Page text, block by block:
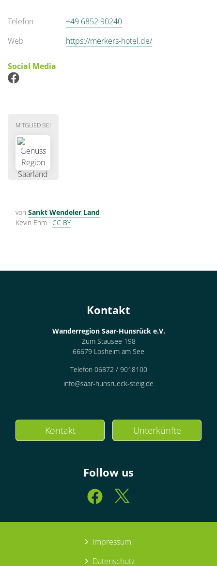
Telefon
+49 6852 90240
Web
https://merkers-hotel.de/
Social Media
MITGLIED BEI
von Sankt Wendeler Land
Kevin Ehm · CC BY
Kontakt
Wanderregion Saar-Hunsrück e.V.
Zum Stausee 198
66679 Losheim am See
Telefon 06872 / 9018100
info@saar-hunsrueck-steig.de
Kontakt Unterkünfte
Follow us
Impressum
Datenschutz